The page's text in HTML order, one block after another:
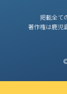
掲載全て
著作権は鹿児